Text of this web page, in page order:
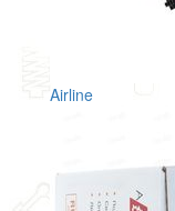
Airline